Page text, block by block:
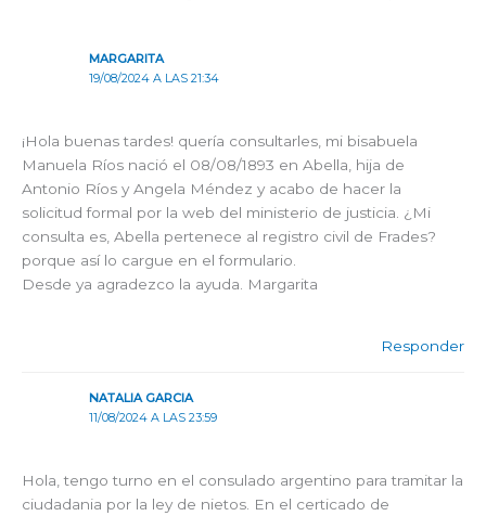
MARGARITA
19/08/2024 A LAS 21:34
¡Hola buenas tardes! quería consultarles, mi bisabuela
Manuela Ríos nació el 08/08/1893 en Abella, hija de
Antonio Ríos y Angela Méndez y acabo de hacer la
solicitud formal por la web del ministerio de justicia. ¿Mi
consulta es, Abella pertenece al registro civil de Frades?
porque así lo cargue en el formulario.
Desde ya agradezco la ayuda. Margarita
Responder
NATALIA GARCIA
11/08/2024 A LAS 23:59
Hola, tengo turno en el consulado argentino para tramitar la
ciudadania por la ley de nietos. En el certicado de